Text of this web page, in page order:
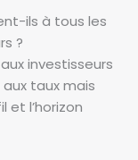
ils à tous les
?
investisseurs
taux mais
et l’horizon